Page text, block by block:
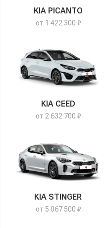
KIA PICANTO
от 1 422 300 ₽
KIA CEED
от 2 632 700 ₽
KIA STINGER
от 5 067 500 ₽